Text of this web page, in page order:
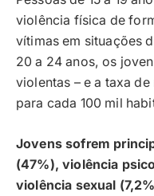
violência física de
vítimas em situações
20 a 24 anos, os
violentas – e a taxa
para cada 100 mil
Jovens sofrem
(47%), violência
violência sexual